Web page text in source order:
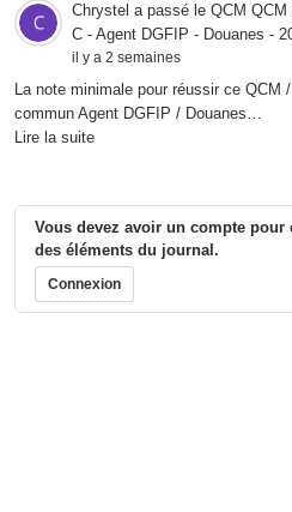
Chrystel a passé le QCM QCM
C - Agent DGFIP - Douanes -
il y a 2 semaines
La note minimale pour réussir ce QCM
commun Agent DGFIP / Douanes…
Lire la suite
Vous devez avoir un compte pour
des éléments du journal.
Connexion